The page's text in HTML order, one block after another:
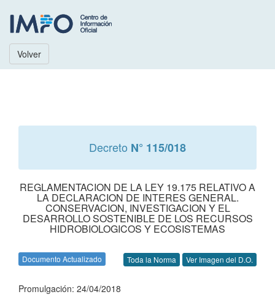
Volver
Decreto N° 115/018
REGLAMENTACION DE LA LEY 19.175 RELATIVO A
LA DECLARACION DE INTERES GENERAL.
CONSERVACION, INVESTIGACION Y EL
DESARROLLO SOSTENIBLE DE LOS RECURSOS
HIDROBIOLOGICOS Y ECOSISTEMAS
Documento Actualizado Toda la Norma Ver Imagen del D.O.
Promulgación: 24/04/2018